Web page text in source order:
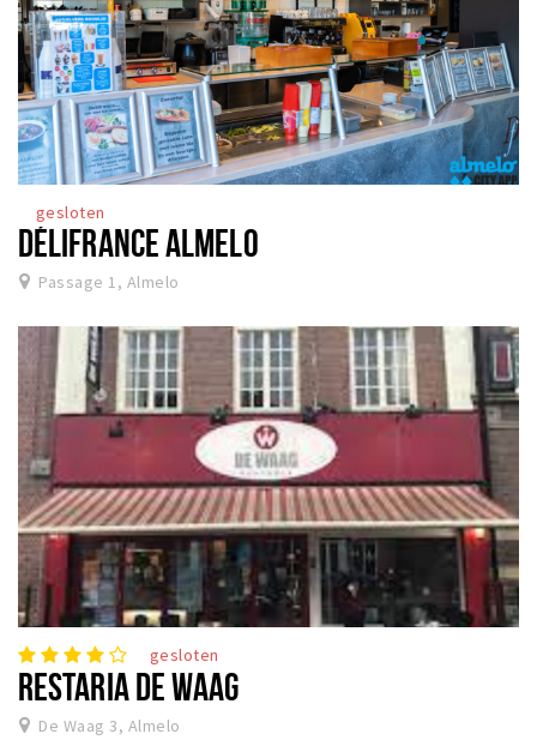
gesloten
DÉLIFRANCE ALMELO
Passage 1, Almelo
gesloten
RESTARIA DE WAAG
De Waag 3, Almelo